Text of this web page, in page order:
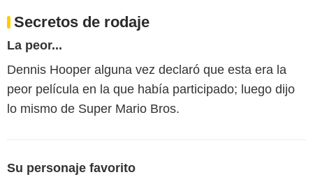
Secretos de rodaje
La peor...
Dennis Hooper alguna vez declaró que esta era la
peor película en la que había participado; luego dijo
lo mismo de Super Mario Bros.
Su personaje favorito